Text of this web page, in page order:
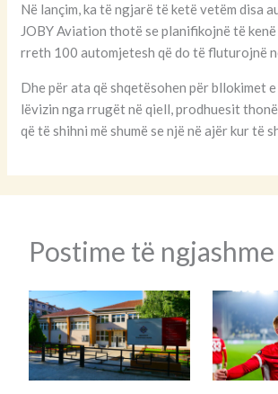
Në lançim, ka të ngjarë të ketë vetëm disa
JOBY Aviation thotë se planifikojnë të
rreth 100 automjetesh që do të fluturojnë
Dhe për ata që shqetësohen për bllokimet
lëvizin nga rrugët në qiell, prodhuesit thonë
që të shihni më shumë se një në ajër kur të
Postime të ngjashme